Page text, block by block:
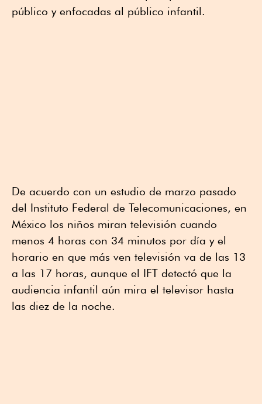
público y enfocadas al público infantil.
De acuerdo con un estudio de marzo pasado
del Instituto Federal de Telecomunicaciones, en
México los niños miran televisión cuando
menos 4 horas con 34 minutos por día y el
horario en que más ven televisión va de las 13
a las 17 horas, aunque el IFT detectó que la
audiencia infantil aún mira el televisor hasta
las diez de la noche.